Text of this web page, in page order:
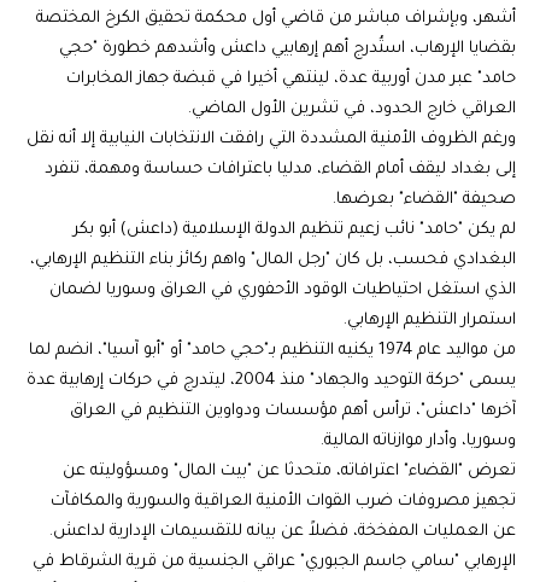
أشهر، وبإشراف مباشر من قاضي أول محكمة تحقيق الكرخ المختصة
بقضايا الإرهاب، استُدرج أهم إرهابيي داعش وأشدهم خطورة "حجي
حامد" عبر مدن أوربية عدة، لينتهي أخيرا في قبضة جهاز المخابرات
العراقي خارج الحدود، في تشرين الأول الماضي.
ورغم الظروف الأمنية المشددة التي رافقت الانتخابات النيابية إلا أنه نقل
إلى بغداد ليقف أمام القضاء، مدليا باعترافات حساسة ومهمة، تنفرد
صحيفة "القضاء" بعرضها.
لم يكن "حامد" نائب زعيم تنظيم الدولة الإسلامية (داعش) أبو بكر
البغدادي فحسب، بل كان "رجل المال" واهم ركائز بناء التنظيم الإرهابي،
الذي استغل احتياطيات الوقود الأحفوري في العراق وسوريا لضمان
استمرار التنظيم الإرهابي.
من مواليد عام 1974 يكنيه التنظيم بـ"حجي حامد" أو "أبو آسيا"، انضم لما
يسمى "حركة التوحيد والجهاد" منذ 2004، ليتدرج في حركات إرهابية عدة
آخرها "داعش"، ترأس أهم مؤسسات ودواوين التنظيم في العراق
وسوريا، وأدار موازناته المالية.
تعرض "القضاء" اعترافاته، متحدثا عن "بيت المال" ومسؤوليته عن
تجهيز مصروفات ضرب القوات الأمنية العراقية والسورية والمكافآت
عن العمليات المفخخة، فضلاً عن بيانه للتقسيمات الإدارية لداعش.
الإرهابي "سامي جاسم الجبوري" عراقي الجنسية من قرية الشرقاط في